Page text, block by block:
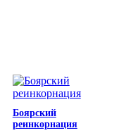
Боярский
реинкорнация